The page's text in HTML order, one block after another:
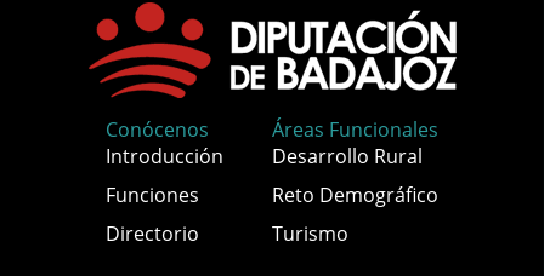
Conócenos
Introducción
Funciones
Directorio
Áreas Funcionales
Desarrollo Rural
Reto Demográfico
Turismo